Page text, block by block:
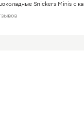
Snickers Minis с